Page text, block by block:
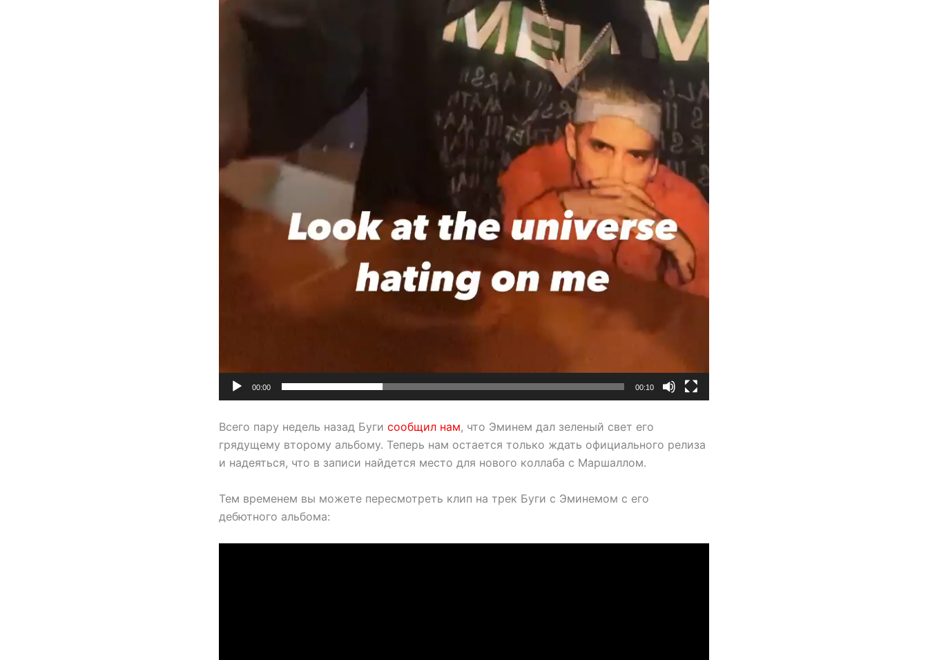
00:00 00:10
Всего пару недель назад Буги сообщил нам, что Эминем дал зеленый свет его
грядущему второму альбому. Теперь нам остается только ждать официального релиза
и надеяться, что в записи найдется место для нового коллаба с Маршаллом.
Тем временем вы можете пересмотреть клип на трек Буги с Эминемом с его
дебютного альбома: